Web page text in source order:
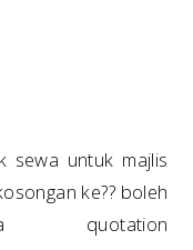
sewa untuk majlis
ke?? boleh